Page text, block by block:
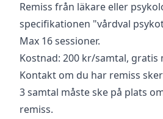
Remiss från läkare eller
specifikationen "vårdval
Max 16 sessioner.
Kostnad: 200 kr/samtal,
Kontakt om du har remiss
3 samtal måste ske på plats
remiss.